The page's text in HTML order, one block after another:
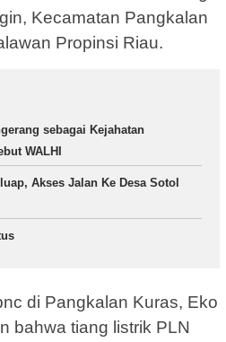
Kecamatan Pangkalan
Propinsi Riau.
sebagai Kejahatan
WALHI
Akses Jalan Ke Desa Sotol
di Pangkalan Kuras, Eko
bahwa tiang listrik PLN